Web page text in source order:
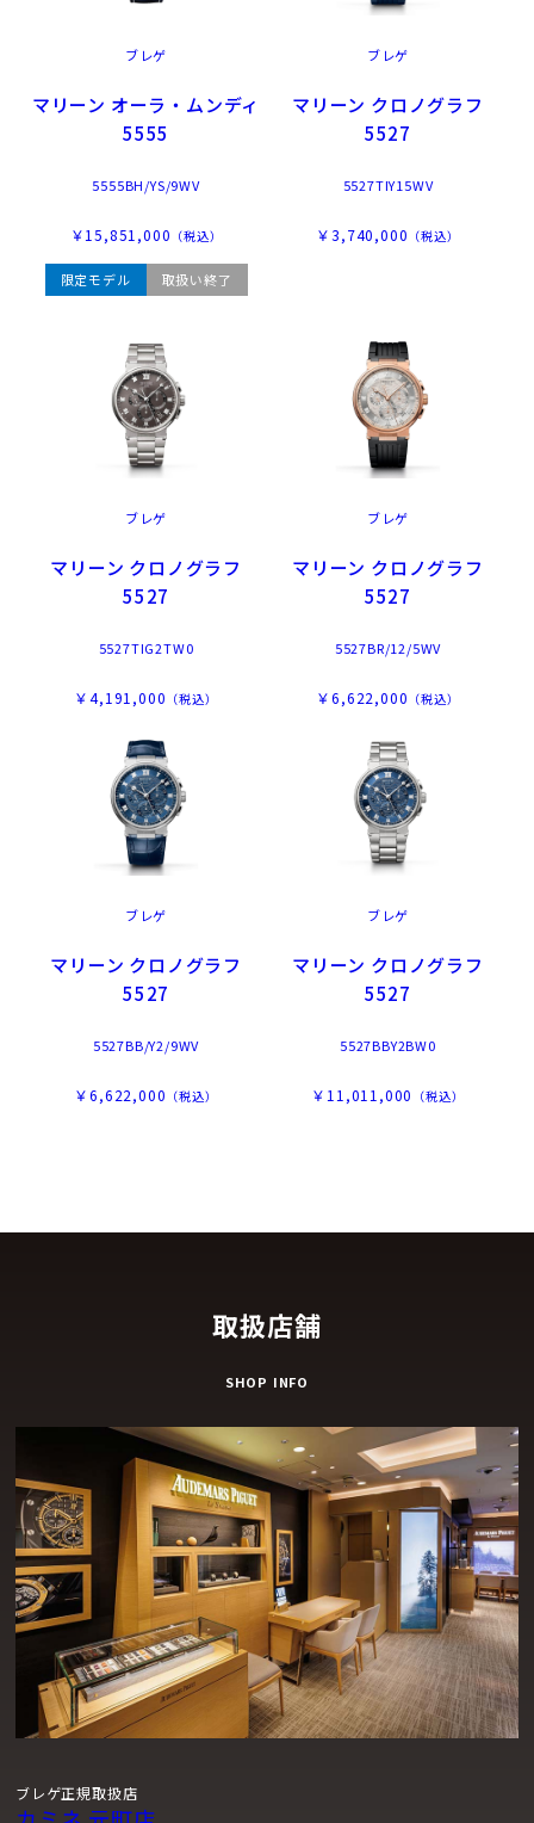
ブレゲ
マリーン オーラ・ムンディ
5555
5555BH/YS/9WV
￥15,851,000 （税込）
限定モデル 取扱い終了
ブレゲ
マリーン クロノグラフ
5527
5527TIY15WV
￥3,740,000 （税込）
ブレゲ
マリーン クロノグラフ
5527
5527TIG2TW0
￥4,191,000 （税込）
ブレゲ
マリーン クロノグラフ
5527
5527BR/12/5WV
￥6,622,000 （税込）
ブレゲ
マリーン クロノグラフ
5527
5527BB/Y2/9WV
￥6,622,000 （税込）
ブレゲ
マリーン クロノグラフ
5527
5527BBY2BW0
￥11,011,000 （税込）
取扱店舗
SHOP INFO
ブレゲ正規取扱店